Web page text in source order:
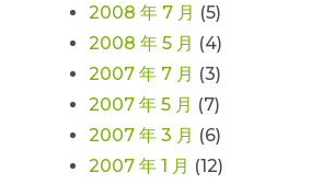
2008 年 7 月 (5)
2008 年 5 月 (4)
2007 年 7 月 (3)
2007 年 5 月 (7)
2007 年 3 月 (6)
2007 年 1 月 (12)